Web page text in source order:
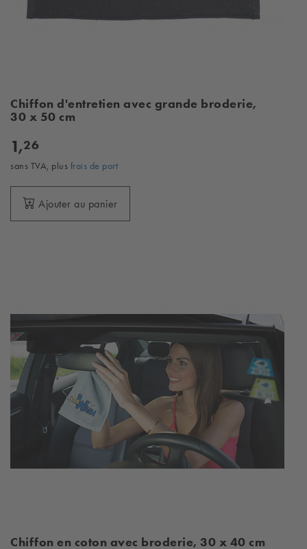
Chiffon d'entretien avec grande broderie,
30 x 50 cm
1,26
sans TVA, plus frais de port
Ajouter au panier
Chiffon en coton avec broderie, 30 x 40 cm